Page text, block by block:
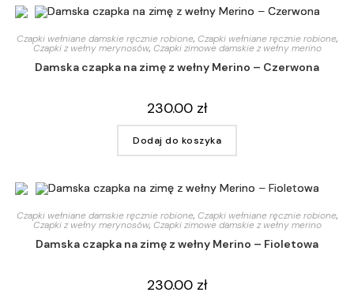
Czapki wełniane damskie ręcznie robione, Czapki wełniane ręcznie robione,
Czapki z wełny merynosów, Czapki zimowe damskie z wełny merino
Damska czapka na zimę z wełny Merino – Czerwona
230.00 zł
Dodaj do koszyka
Czapki wełniane damskie ręcznie robione, Czapki wełniane ręcznie robione,
Czapki z wełny merynosów, Czapki zimowe damskie z wełny merino
Damska czapka na zimę z wełny Merino – Fioletowa
230.00 zł